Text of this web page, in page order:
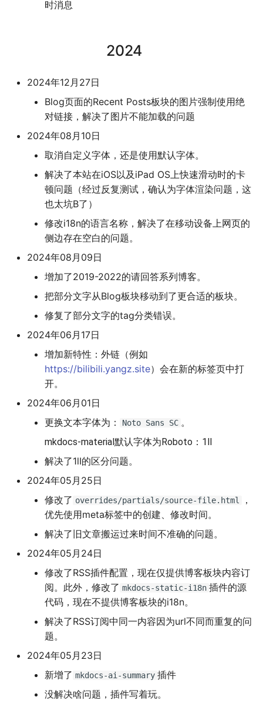
时消息
2024
2024年12月27日
Blog页面的Recent Posts板块的图片强制使用绝
对链接，解决了图片不能加载的问题
2024年08月10日
取消自定义字体，还是使用默认字体。
解决了本站在iOS以及iPad OS上快速滑动时的卡
顿问题（经过反复测试，确认为字体渲染问题，这
也太坑B了）
修改i18n的语言名称，解决了在移动设备上网页的
侧边存在空白的问题。
2024年08月09日
增加了2019-2022的请回答系列博客。
把部分文字从Blog板块移动到了更合适的板块。
修复了部分文字的tag分类错误。
2024年06月17日
增加新特性：外链（例如
https://bilibili.yangz.site）会在新的标签页中打
开。
2024年06月01日
更换文本字体为：
Noto Sans SC 。
mkdocs-material默认字体为Roboto：1lI
解决了1lI的区分问题。
2024年05月25日
修改了 overrides/partials/source-file.html
，
优先使用meta标签中的创建、修改时间。
解决了旧文章搬运过来时间不准确的问题。
2024年05月24日
修改了RSS插件配置，现在仅提供博客板块内容订
阅。此外，修改了 mkdocs-static-i18n 插件的源
代码，现在不提供博客板块的i18n。
解决了RSS订阅中同一内容因为url不同而重复的问
题。
2024年05月23日
新增了 mkdocs-ai-summary 插件
没解决啥问题，插件写着玩。